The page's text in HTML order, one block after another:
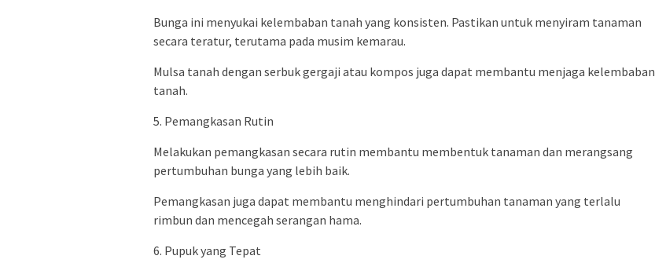
Bunga ini menyukai kelembaban tanah yang konsisten. Pastikan untuk menyiram tanaman
secara teratur, terutama pada musim kemarau.
Mulsa tanah dengan serbuk gergaji atau kompos juga dapat membantu menjaga kelembaban
tanah.
5. Pemangkasan Rutin
Melakukan pemangkasan secara rutin membantu membentuk tanaman dan merangsang
pertumbuhan bunga yang lebih baik.
Pemangkasan juga dapat membantu menghindari pertumbuhan tanaman yang terlalu
rimbun dan mencegah serangan hama.
6. Pupuk yang Tepat